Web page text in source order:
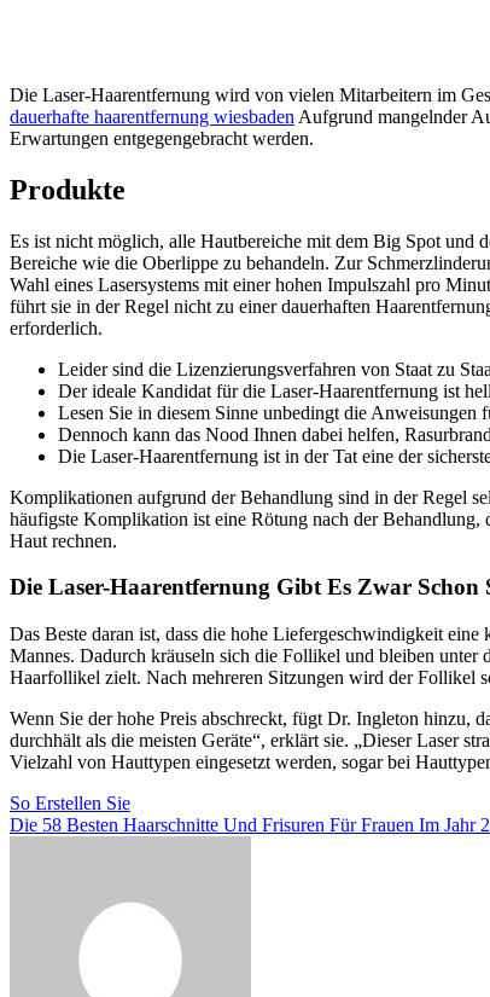
Die Laser-Haarentfernung wird von vielen Mitarbeitern im
dauerhafte haarentfernung wiesbaden Aufgrund mangelnder
Erwartungen entgegengebracht werden.
Produkte
Es ist nicht möglich, alle Hautbereiche mit dem Big Spot und
Bereiche wie die Oberlippe zu behandeln. Zur
Wahl eines Lasersystems mit einer hohen Impulszahl pro
führt sie in der Regel nicht zu einer dauerhaften
erforderlich.
Leider sind die Lizenzierungsverfahren von Staat zu
Der ideale Kandidat für die Laser-Haarentfernung ist
Lesen Sie in diesem Sinne unbedingt die
Dennoch kann das Nood Ihnen dabei helfen,
Die Laser-Haarentfernung ist in der Tat eine der
Komplikationen aufgrund der Behandlung sind in der Regel
häufigste Komplikation ist eine Rötung nach der
Haut rechnen.
Die Laser-Haarentfernung Gibt Es Zwar Schon
Das Beste daran ist, dass die hohe Liefergeschwindigkeit
Mannes. Dadurch kräuseln sich die Follikel und bleiben unter
Haarfollikel zielt. Nach mehreren Sitzungen wird der Follikel
Wenn Sie der hohe Preis abschreckt, fügt Dr. Ingleton hinzu,
durchhält als die meisten Geräte“, erklärt sie. „Dieser Laser
Vielzahl von Hauttypen eingesetzt werden, sogar bei
Post
navigation
Previous
Post
So Erstellen Sie
Next
Die 58 Besten Haarschnitte Und Frisuren Für Frauen Im Jahr